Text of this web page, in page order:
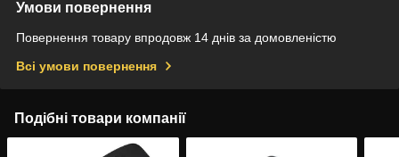
Умови повернення
Повернення товару впродовж 14 днів за домовленістю
Всі умови повернення
Подібні товари компанії